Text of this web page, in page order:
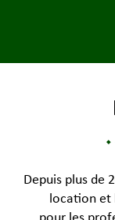
Depuis plus de
location et